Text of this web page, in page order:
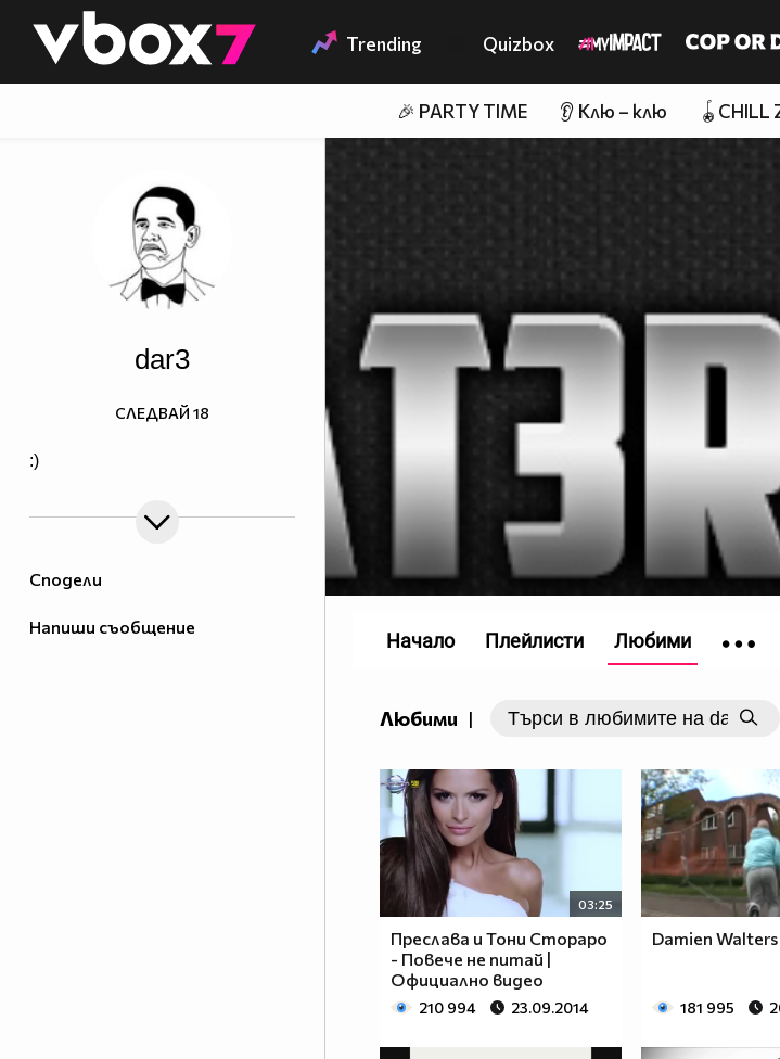
👾 Trending Quizbox
🎉 PARTY TIME 👂 Клю – клю 🪀CHILL
Сподели
Напиши съобщение
dar3
:)
СЛЕДВАЙ 18
Любими |
03:25
Преслава и Тони Стораро
- Повече не питай |
Официално видео
210 994 23.09.2014
Damien Walters
181 995
Начало Плейлисти Любими